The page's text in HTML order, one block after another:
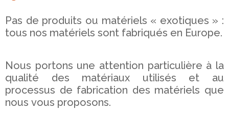
Pas de produits ou matériels « exotiques » :
tous nos matériels sont fabriqués en Europe.
Nous portons une attention particulière à la
qualité des matériaux utilisés et au
processus de fabrication des matériels que
nous vous proposons.